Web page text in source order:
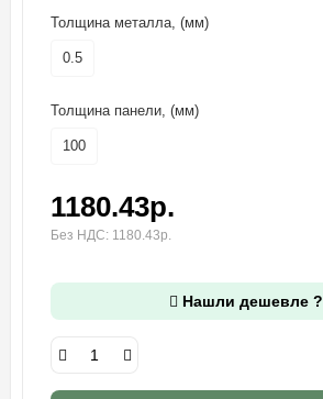
Толщина металла, (мм)
0.5
Толщина панели, (мм)
100
1180.43р.
Без НДС: 1180.43р.
Нашли дешевле ?